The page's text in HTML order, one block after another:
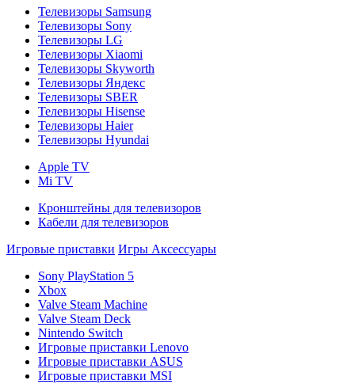
Телевизоры Samsung
Телевизоры Sony
Телевизоры LG
Телевизоры Xiaomi
Телевизоры Skyworth
Телевизоры Яндекс
Телевизоры SBER
Телевизоры Hisense
Телевизоры Haier
Телевизоры Hyundai
Apple TV
Mi TV
Кронштейны для телевизоров
Кабели для телевизоров
Игровые приставки Игры Аксессуары
Sony PlayStation 5
Xbox
Valve Steam Machine
Valve Steam Deck
Nintendo Switch
Игровые приставки Lenovo
Игровые приставки ASUS
Игровые приставки MSI